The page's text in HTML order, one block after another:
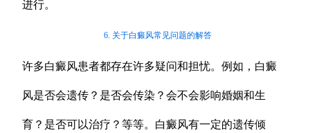
进行。
6. 关于白癜风常见问题的解答
许多白癜风患者都存在许多疑问和担忧。例如，白癜
风是否会遗传？是否会传染？会不会影响婚姻和生
育？是否可以治疗？等等。白癜风有一定的遗传倾